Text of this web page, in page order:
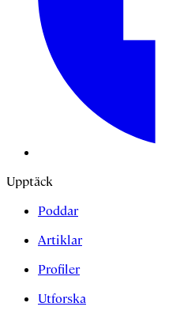
Upptäck
Poddar
Artiklar
Profiler
Utforska